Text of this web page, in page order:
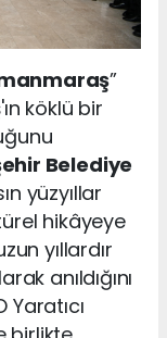
”
köklü bir
Belediye
yüzyıllar
hikâyeye
yıllardır
anıldığını